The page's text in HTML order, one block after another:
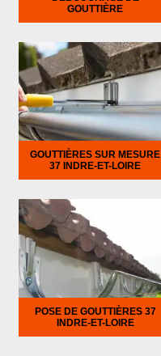
GOUTTIÈRE
GOUTTIÈRES SUR MESURE
37 INDRE-ET-LOIRE
POSE DE GOUTTIÈRES 37
INDRE-ET-LOIRE